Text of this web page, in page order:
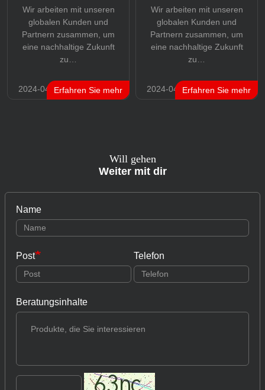
Wir arbeiten mit unseren
globalen Kunden und
Partnern zusammen, um
eine nachhaltige Zukunft
zu…
2024-04-17Erfahren Sie mehr
Wir arbeiten mit unseren
globalen Kunden und
Partnern zusammen, um
eine nachhaltige Zukunft
zu…
2024-04-17Erfahren Sie mehr
Will gehen
Weiter mit dir
Name
Post Telefon
Beratungsinhalte